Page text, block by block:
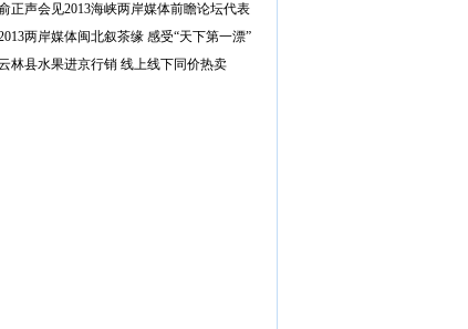
正声会见2013海峡两岸媒体前瞻论坛代表
两岸媒体闽北叙茶缘 感受“天下第一漂”
林县水果进京行销 线上线下同价热卖